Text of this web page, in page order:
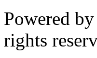
Powered by
rights